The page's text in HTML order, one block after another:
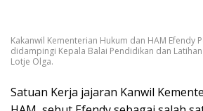
kecakupan pengungkapan
kita terhadap pengelolaan
diharapkan mampu meningkatkan
pemeriksaan ke arah yang lebih